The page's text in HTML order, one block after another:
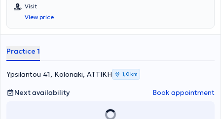
outpatient clinic at Aiginiteio Hospital, and maintains a private
practice in Kolonaki. He graduated from the Medical School of the
National and Kapodistrian University of Athens and specialized in
Psychiatry at the University Hospital of Athens "Aiginiteio." He
Psychological Therapy for Patients with Schizophrenia at the
published numerous scientific papers in international scientific
journals and continues to actively engage in research activities.
Visit
View price
Practice 1
Ypsilantou 41, Kolonaki, ΑΤΤΙΚΗ 1,0 km
Next availability Book appointment